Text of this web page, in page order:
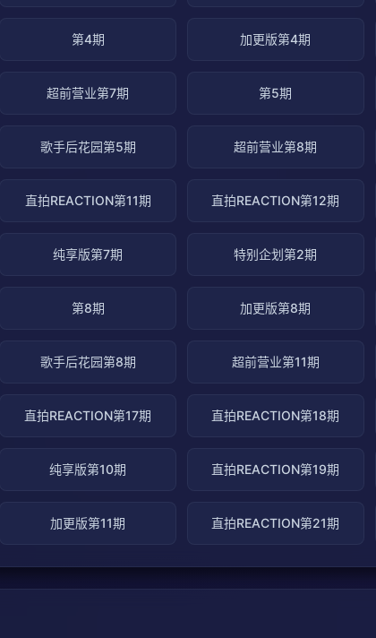
第4期 加更版第4期
超前营业第7期 第5期
歌手后花园第5期 超前营业第8期
直拍REACTION第11期 直拍REACTION第12期
纯享版第7期 特别企划第2期
第8期 加更版第8期
歌手后花园第8期 超前营业第11期
直拍REACTION第17期 直拍REACTION第18期
纯享版第10期 直拍REACTION第19期
加更版第11期 直拍REACTION第21期